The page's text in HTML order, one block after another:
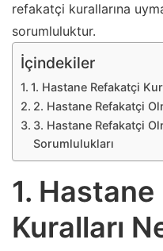
refakatçi kurallarına
sorumluluktur.
İçindekiler
1. Hastane Refakatçi
2. Hastane Refakatçi
3. Hastane Refakatçi
Sorumlulukları
1.
Kuralları